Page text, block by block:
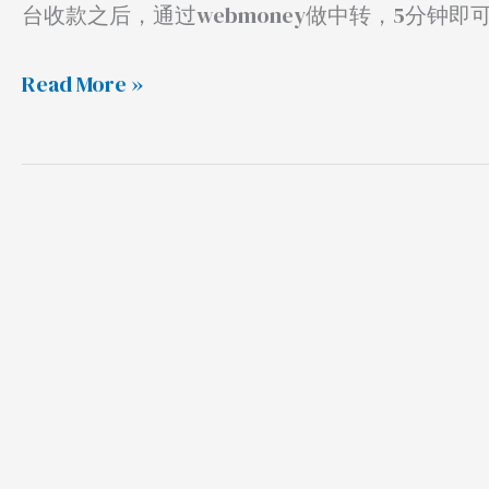
台收款之后，通过webmoney做中转，5分钟即
欧
Read More »